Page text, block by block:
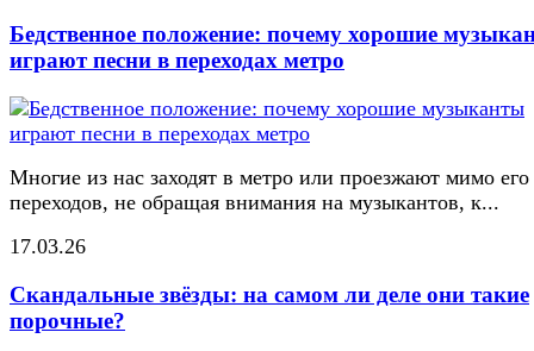
Бедственное положение: почему хорошие
играют песни в переходах метро
Многие из нас заходят в метро или проезжают мимо его
переходов, не обращая внимания на музыкантов, к...
17.03.26
Скандальные звёзды: на самом ли деле они такие
порочные?